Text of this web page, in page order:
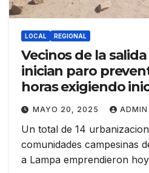
LOCAL REGIONAL
Vecinos de la
inician paro
horas exigiendo
de carretera
MAYO 20, 2025 ADMIN
Un total de 14
comunidades campesinas
a Lampa emprendieron